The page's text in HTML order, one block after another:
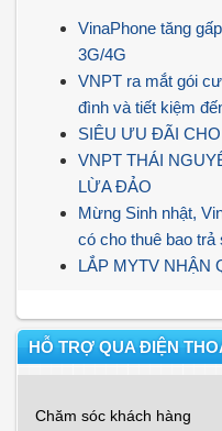
VinaPhone tăng
3G/4G
VNPT ra mắt gói
đình và tiết kiệm
SIÊU ƯU ĐÃI
VNPT THÁI
LỪA ĐẢO
Mừng Sinh nhật,
có cho thuê bao trả
LẮP MYTV NHẬN
HỖ TRỢ QUA ĐIỆN
Chăm sóc khách hàng